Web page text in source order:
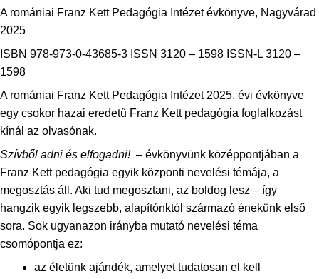
A romániai Franz Kett Pedagógia Intézet évkönyve, Nagyvárad
2025
ISBN 978-973-0-43685-3 ISSN 3120 – 1598 ISSN-L 3120 –
1598
A romániai Franz Kett Pedagógia Intézet 2025. évi évkönyve
egy csokor hazai eredetű Franz Kett pedagógia foglalkozást
kínál az olvasónak.
Szívből adni és elfogadni! – évkönyvünk középpontjában a
Franz Kett pedagógia egyik központi nevelési témája, a
megosztás áll. Aki tud megosztani, az boldog lesz – így
hangzik egyik legszebb, alapítónktól származó énekünk első
sora. Sok ugyanazon irányba mutató nevelési téma
csomópontja ez:
az életünk ajándék, amelyet tudatosan el kell